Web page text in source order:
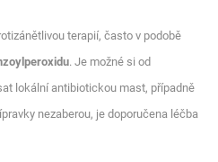
terapií, často v podobě
. Je možné si od
lokální antibiotickou mast, případně
nezaberou, je doporučena léčba